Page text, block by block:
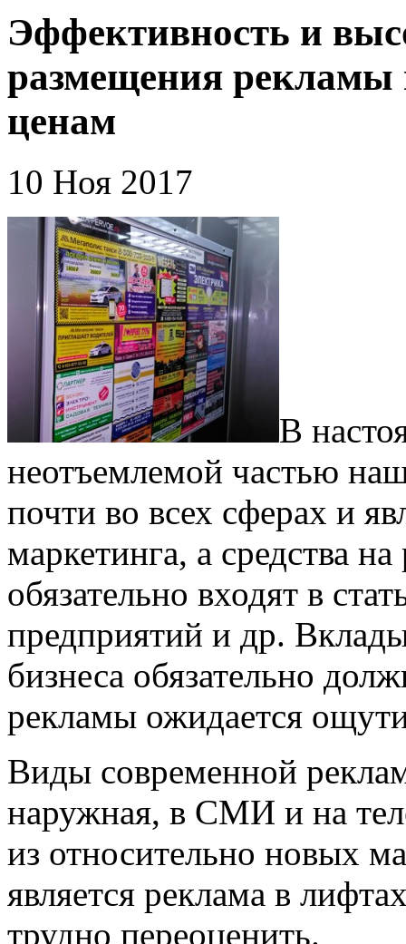
Эффективность и
размещения
ценам
10 Ноя 2017
В
неотъемлемой частью
почти во всех сферах и
маркетинга, а средства
обязательно входят в
предприятий и др.
бизнеса обязательно
рекламы ожидается
Виды современной
наружная, в СМИ и на
из относительно новых
является реклама в
трудно переоценить.